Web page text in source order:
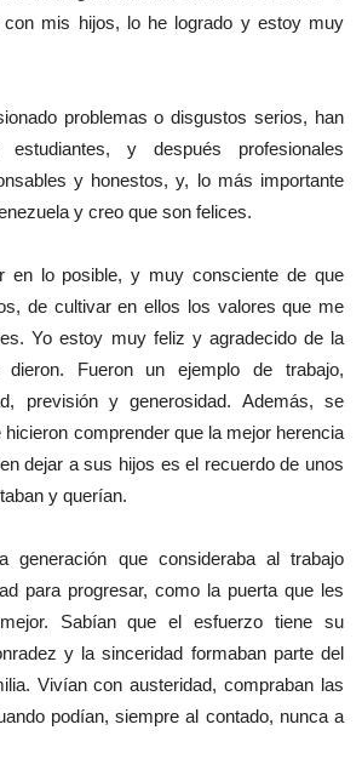
mis hijos, lo he logrado y estoy muy
problemas o disgustos serios, han
y después profesionales
y honestos, y, lo más importante
y creo que son felices.
en lo posible, y muy consciente de que
de cultivar en ellos los valores que me
Yo estoy muy feliz y agradecido de la
Fueron un ejemplo de trabajo,
previsión y generosidad. Además, se
comprender que la mejor herencia
dejar a sus hijos es el recuerdo de unos
y querían.
generación que consideraba al trabajo
para progresar, como la puerta que les
Sabían que el esfuerzo tiene su
y la sinceridad formaban parte del
Vivían con austeridad, compraban las
podían, siempre al contado, nunca a